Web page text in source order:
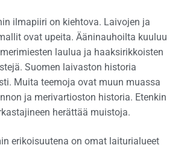
ilmapiiri on kiehtova. Laivojen ja
ovat upeita. Ääninauhoilta kuuluu
laulua ja haaksirikkoisten
Suomen laivaston historia
Muita teemoja ovat muun muassa
ja merivartioston historia. Etenkin
herättää muistoja.
erikoisuutena on omat laiturialueet